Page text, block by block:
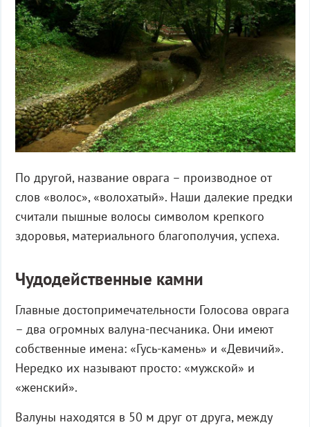
По другой, название оврага – производное от
слов «волос», «волохатый». Наши далекие предки
считали пышные волосы символом крепкого
здоровья, материального благополучия, успеха.
Чудодейственные камни
Главные достопримечательности Голосова оврага
– два огромных валуна-песчаника. Они имеют
собственные имена: «Гусь-камень» и «Девичий».
Нередко их называют просто: «мужской» и
«женский».
Валуны находятся в 50 м друг от друга, между